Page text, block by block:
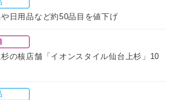
日用品など約50品目を値下げ
の核店舗「イオンスタイル仙台上杉」10